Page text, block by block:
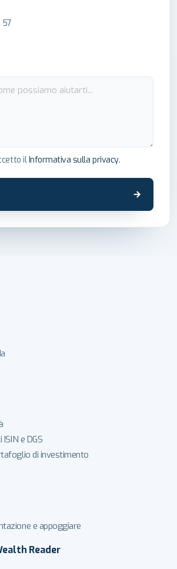
57
ilInformativa sulla privacy.
e DGS
di investimento
e appoggiare
Reader